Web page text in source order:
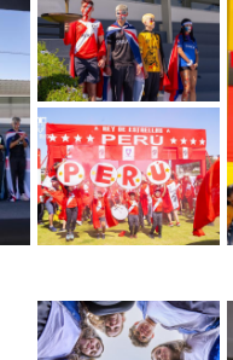
002.jpg
byron_match-
004.jpg
dsc0_32_0.jpg